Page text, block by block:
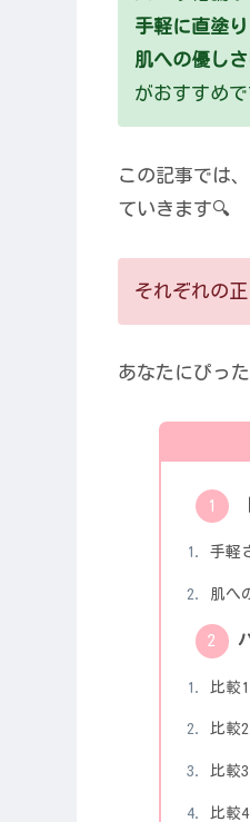
手軽に直塗
肌への優し
がおすすめで
この記事では
ていきます🔍
それぞれの
あなたにぴっ
手軽
肌へ
比較
比較
比較
比較